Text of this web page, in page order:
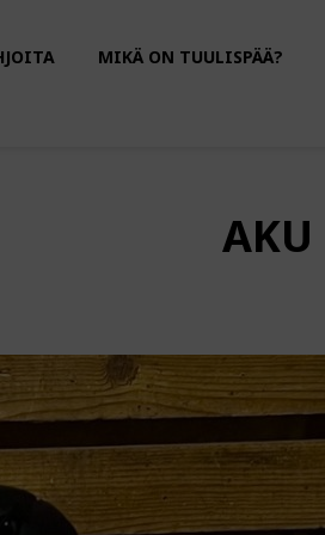
MIKÄ ON TUULISPÄÄ?
AKU